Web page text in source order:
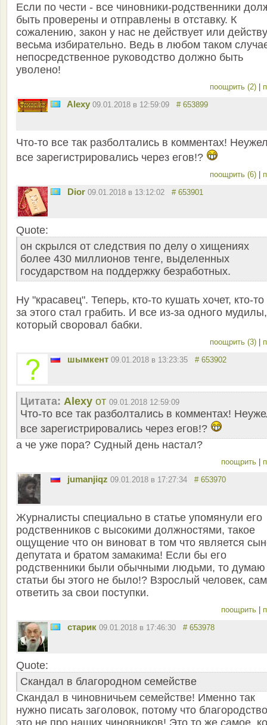
Если по чести - все чиновники-родственники
быть проверены и отправлены в отставку. К
сожалению, закон у нас не действует или
весьма избирательно. Ведь в любом таком
непосредственное руководство должно быть
уволено!
поощрить (2) |
Alexy 09.01.2018 в 12:59:09 # 653899
Что-то все так разболтались в комментах!
все зарегистрировались через егов!?
поощрить (6) |
Dior 09.01.2018 в 13:12:02 # 653901
Quote:
он скрылся от следствия по делу о хищениях
более 430 миллионов тенге, выделенных
государством на поддержку безработных.
Ну "красавец". Теперь, кто-то кушать хочет, кто-то
за этого стал грабить. И все из-за одного мудилы,
который своровал бабки.
поощрить (3) |
шымкент 09.01.2018 в 13:23:35 # 653902
Цитата: Alexy от 09.01.2018 12:59:09
Что-то все так разболтались в комментах!
все зарегистрировались через егов!?
а че уже пора? Судный день настал?
поощрить |
jumanjiqz 09.01.2018 в 17:27:34 # 653970
Журналисты специально в статье упомянули его
родственников с высокими должностями, такое
ощущение что он виноват в том что является
депутата и братом замакима! Если бы его
родственники были обычными людьми, то думаю
статьи бы этого не было!? Взрослый человек, сам
ответить за свои поступки.
поощрить |
старик 09.01.2018 в 17:46:30 # 653978
Quote:
Скандал в благородном семействе
Скандал в чиновничьем семействе! Именно так
нужно писать заголовок, потому что
это не про наших чиновников! Это то же самое,